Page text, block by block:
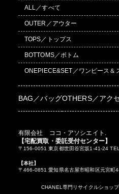
ALL／すべて
OUTER／アウター
TOPS／トップス
BOTTOMS／ボトム
ONEPIECE&SET／ワンピース＆
BAG／バッグOTHERS／アク
有限会社 ココ・アソシエイト.
【宅配買取・委託受付センター】
〒156-0051 東京都世田谷宮坂1-41-24
【本社】
〒466-0851 愛知県名古屋市昭和区元宮町
CHANEL専門リサイクルショッ